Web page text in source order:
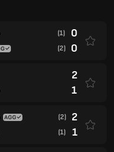
(1) 0
(2) 0
2
1
(2) 2
(1) 1